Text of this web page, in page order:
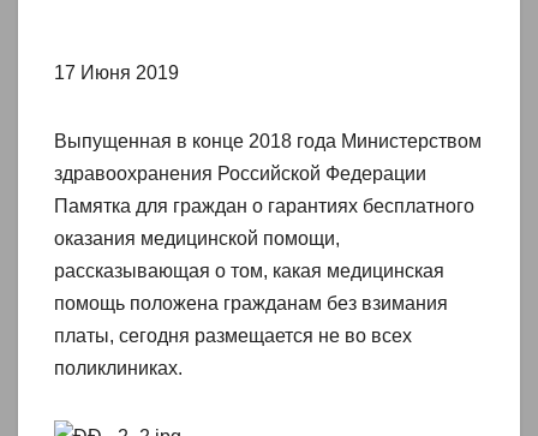
17 Июня 2019
Выпущенная в конце 2018 года Министерством
здравоохранения Российской Федерации
Памятка для граждан о гарантиях бесплатного
оказания медицинской помощи,
рассказывающая о том, какая медицинская
помощь положена гражданам без взимания
платы, сегодня размещается не во всех
поликлиниках.